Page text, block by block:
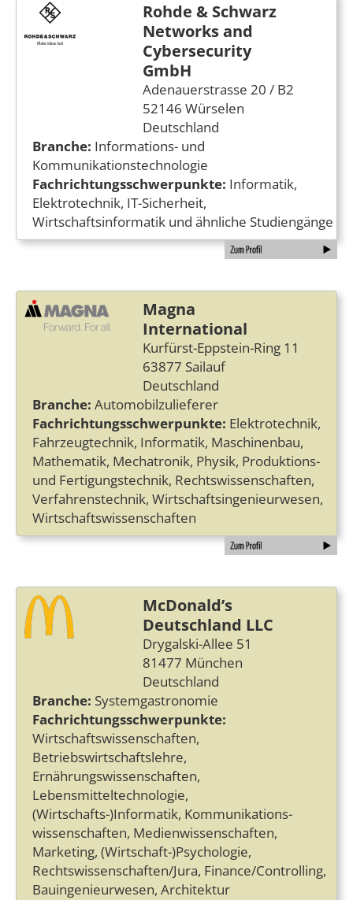
Rohde & Schwarz
Networks and
Cybersecurity
GmbH
Adenauerstrasse 20 / B2
52146 Würselen
Deutschland
Branche: Informations- und
Kommunikationstechnologie
Fachrichtungsschwerpunkte: Informatik,
Elektrotechnik, IT-Sicherheit,
Wirtschaftsinformatik und ähnliche Studiengänge
Magna
International
Kurfürst-Eppstein-Ring 11
63877 Sailauf
Deutschland
Branche: Automobilzulieferer
Fachrichtungsschwerpunkte: Elektrotechnik,
Fahrzeugtechnik, Informatik, Maschinenbau,
Mathematik, Mechatronik, Physik, Produktions-
und Fertigungstechnik, Rechtswissenschaften,
Verfahrenstechnik, Wirtschaftsingenieurwesen,
Wirtschaftswissenschaften
McDonald’s
Deutschland LLC
Drygalski-Allee 51
81477 München
Deutschland
Branche: Systemgastronomie
Fachrichtungsschwerpunkte:
Wirtschaftswissenschaften,
Betriebswirtschaftslehre,
Ernährungswissenschaften,
Lebensmitteltechnologie,
(Wirtschafts-)Informatik, Kommunikations­
wissenschaften, Medienwissenschaften,
Marketing, (Wirtschaft-)Psychologie,
Rechtswissenschaften/Jura, Finance/Controlling,
Bauingenieurwesen, Architektur